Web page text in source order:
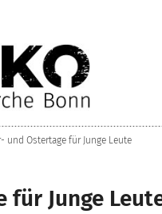
und Ostertage für Junge Leute
für Junge